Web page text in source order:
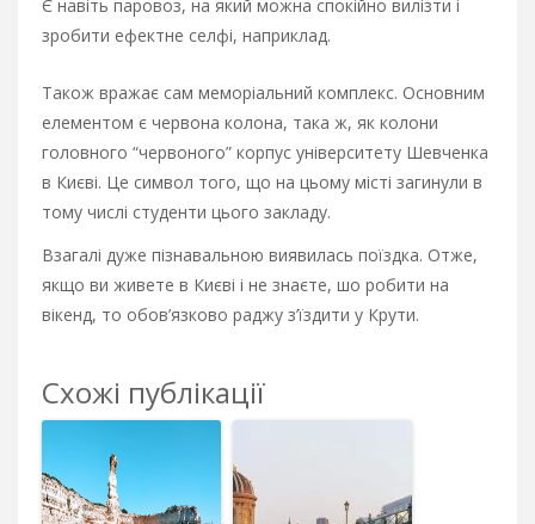
Є навіть паровоз, на який можна спокійно вилізти і
зробити ефектне селфі, наприклад.
Також вражає сам меморіальний комплекс. Основним
елементом є червона колона, така ж, як колони
головного “червоного” корпус університету Шевченка
в Києві. Це символ того, що на цьому місті загинули в
тому числі студенти цього закладу.
Взагалі дуже пізнавальною виявилась поїздка. Отже,
якщо ви живете в Києві і не знаєте, шо робити на
вікенд, то обов’язково раджу з’їздити у Крути.
Схожі публікації